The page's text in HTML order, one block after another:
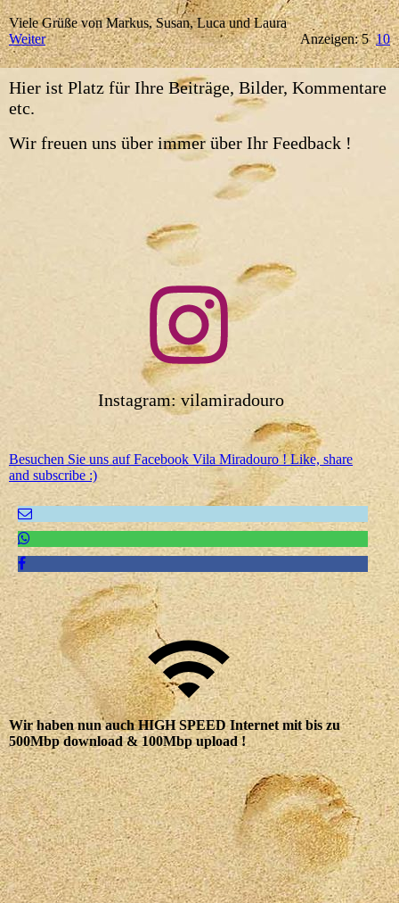
Viele Grüße von Markus, Susan, Luca und Laura
Weiter
Anzeigen: 510
Hier ist Platz für Ihre Beiträge, Bilder, Kommentare
etc.
Wir freuen uns über immer über Ihr Feedback !
Instagram: vilamiradouro
Besuchen Sie uns auf Facebook Vila Miradouro ! Like, share
and subscribe :)
Wir haben nun auch HIGH SPEED Internet mit bis zu
500Mbp download & 100Mbp upload !